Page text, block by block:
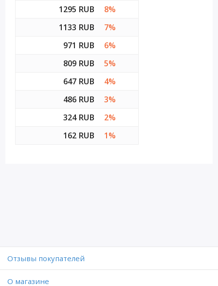
1295 RUB
8%
1133 RUB
7%
971 RUB
6%
809 RUB
5%
647 RUB
4%
486 RUB
3%
324 RUB
2%
162 RUB
1%
Отзывы покупателей
O магазине